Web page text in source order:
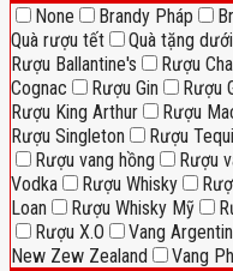
None Brandy Pháp
Quà rượu tết
Quà tặng
Rượu Ballantine's
Rượu
Cognac
Rượu Gin Rượu
Rượu King Arthur
Rượu
Rượu Singleton
Rượu
Rượu vang hồng
Rượu
Vodka
Rượu Whisky
Loan
Rượu Whisky Mỹ
Rượu X.O
Vang
New Zew Zealand
Vang